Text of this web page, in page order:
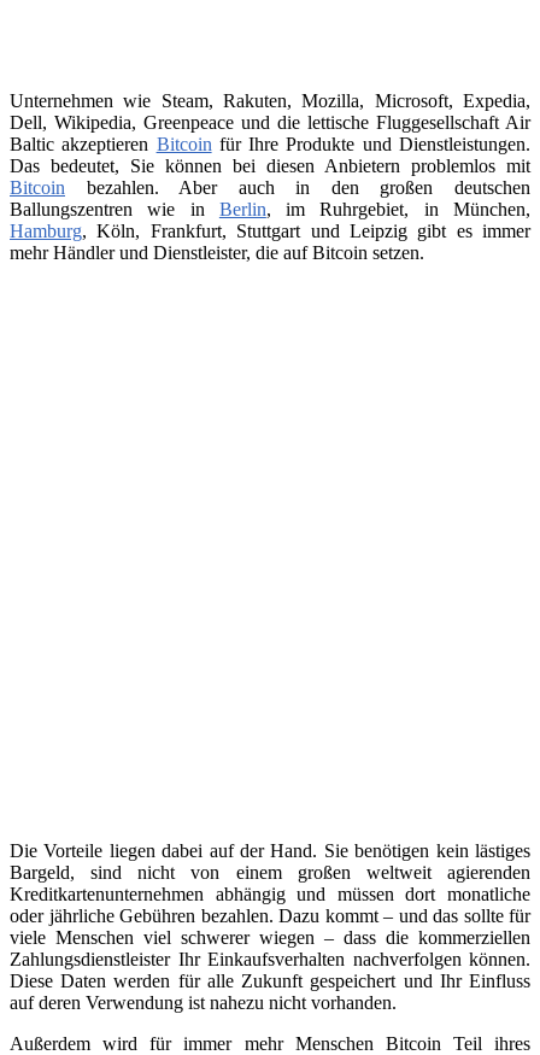
Unternehmen wie Steam, Rakuten, Mozilla, Microsoft, Expedia,
Dell, Wikipedia, Greenpeace und die lettische Fluggesellschaft Air
Baltic akzeptieren Bitcoin für Ihre Produkte und Dienstleistungen.
Das bedeutet, Sie können bei diesen Anbietern problemlos mit
Bitcoin bezahlen. Aber auch in den großen deutschen
Ballungszentren wie in Berlin, im Ruhrgebiet, in München,
Hamburg, Köln, Frankfurt, Stuttgart und Leipzig gibt es immer
mehr Händler und Dienstleister, die auf Bitcoin setzen.
Die Vorteile liegen dabei auf der Hand. Sie benötigen kein lästiges
Bargeld, sind nicht von einem großen weltweit agierenden
Kreditkartenunternehmen abhängig und müssen dort monatliche
oder jährliche Gebühren bezahlen. Dazu kommt – und das sollte für
viele Menschen viel schwerer wiegen – dass die kommerziellen
Zahlungsdienstleister Ihr Einkaufsverhalten nachverfolgen können.
Diese Daten werden für alle Zukunft gespeichert und Ihr Einfluss
auf deren Verwendung ist nahezu nicht vorhanden.
Außerdem wird für immer mehr Menschen Bitcoin Teil ihres